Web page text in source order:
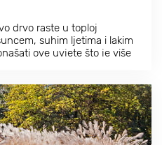
drvo raste u toploj
suhim ljetima i lakim
ove uvjete što je više